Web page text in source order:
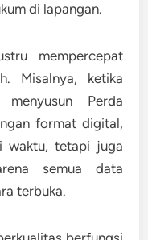
di lapangan.
mempercepat
Misalnya, ketika
Perda
format digital,
waktu, tetapi juga
semua data
terbuka.